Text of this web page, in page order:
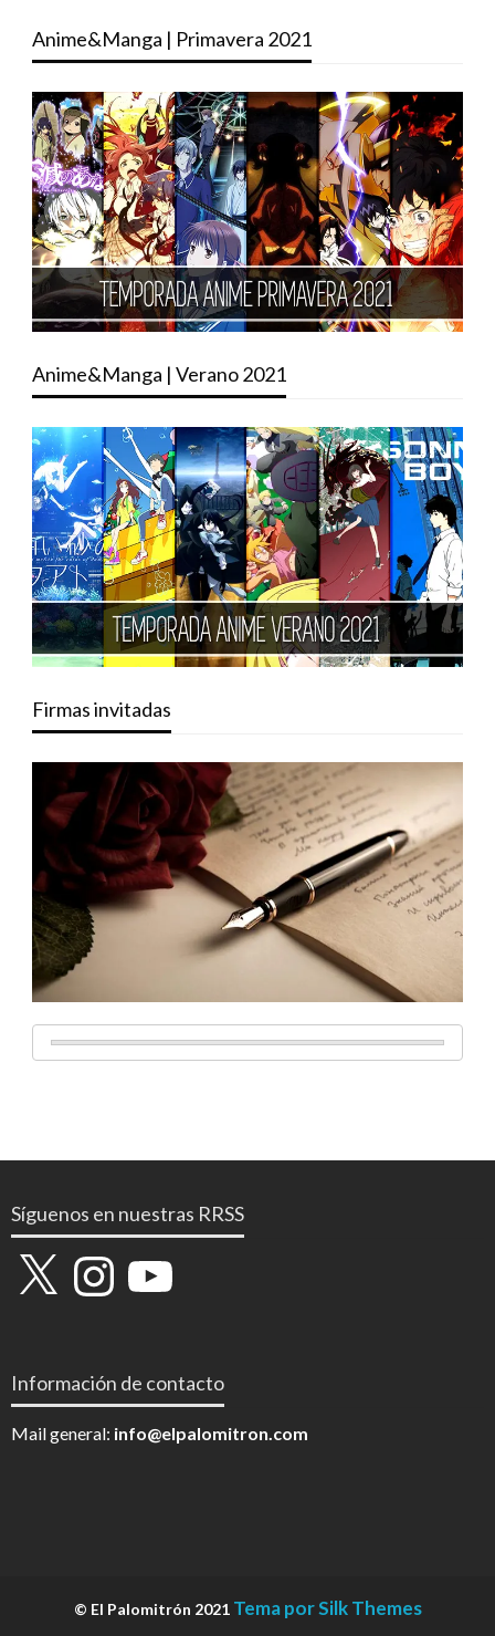
Anime&Manga | Primavera 2021
Anime&Manga | Verano 2021
Firmas invitadas
Síguenos en nuestras RRSS
X InstagramYouTube
Información de contacto
Mail general: info@elpalomitron.com
© El Palomitrón 2021 Tema por Silk Themes